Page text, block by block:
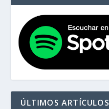
ÚLTIMOS ARTÍCULOS